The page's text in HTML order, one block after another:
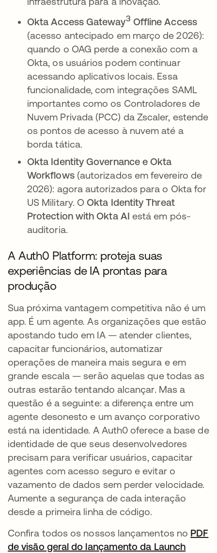
Okta Access Gateway3 Offline Access
(acesso antecipado em março de 2026):
quando o OAG perde a conexão com a
Okta, os usuários podem continuar
acessando aplicativos locais. Essa
funcionalidade, com integrações SAML
importantes como os Controladores de
Nuvem Privada (PCC) da Zscaler, estende
os pontos de acesso à nuvem até a
borda tática.
Okta Identity Governance e Okta
Workflows(autorizados em fevereiro de
2026): agora autorizados para o Okta for
US Military. OOkta Identity Threat
Protection with Okta AI está em pós-
auditoria.
A Auth0 Platform: proteja suas
experiências de IA prontas para
produção
Sua próxima vantagem competitiva não é um
app. É um agente. As organizações que estão
apostando tudo em IA — atender clientes,
capacitar funcionários, automatizar
operações de maneira mais segura e em
grande escala — serão aquelas que todas as
outras estarão tentando alcançar. Mas a
questão é a seguinte: a diferença entre um
agente desonesto e um avanço corporativo
está na identidade. A Auth0 oferece a base de
identidade de que seus desenvolvedores
precisam para verificar usuários, capacitar
agentes com acesso seguro e evitar o
vazamento de dados sem perder velocidade.
Aumente a segurança de cada interação
desde a primeira linha de código.
Confira todos os nossos lançamentos no PDF
de visão geral do lançamento da Launch